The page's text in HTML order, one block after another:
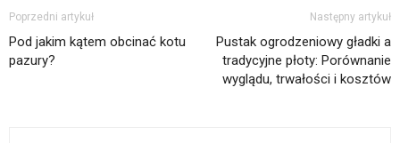
Poprzedni artykuł
Pod jakim kątem obcinać kotu
pazury?
Następny artykuł
Pustak ogrodzeniowy gładki a
tradycyjne płoty: Porównanie
wyglądu, trwałości i kosztów